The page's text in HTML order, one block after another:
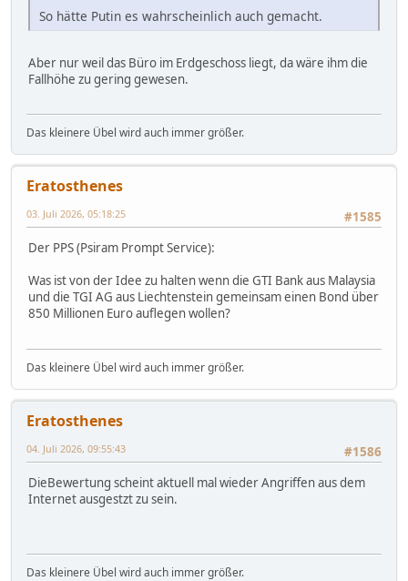
So hätte Putin es wahrscheinlich auch gemacht.
Aber nur weil das Büro im Erdgeschoss liegt, da wäre ihm die
Fallhöhe zu gering gewesen.
Das kleinere Übel wird auch immer größer.
Eratosthenes
#1585
03. Juli 2026, 05:18:25
Der PPS (Psiram Prompt Service):
Was ist von der Idee zu halten wenn die GTI Bank aus Malaysia
und die TGI AG aus Liechtenstein gemeinsam einen Bond über
850 Millionen Euro auflegen wollen?
Das kleinere Übel wird auch immer größer.
Eratosthenes
#1586
04. Juli 2026, 09:55:43
DieBewertung scheint aktuell mal wieder Angriffen aus dem
Internet ausgestzt zu sein.
Das kleinere Übel wird auch immer größer.